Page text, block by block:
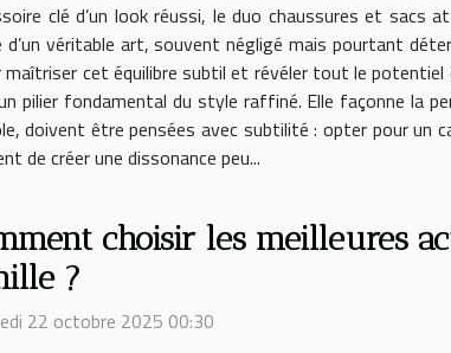
clé d’un look réussi, le duo chaussures et
d’un véritable art, souvent négligé mais pourtant
cet équilibre subtil et révéler tout le potentiel
pilier fondamental du style raffiné. Elle façonne la
doivent être pensées avec subtilité : opter pour un
de créer une dissonance peu...
choisir les meilleures
?
22 octobre 2025 00:30